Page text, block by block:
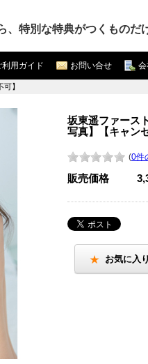
特別な特典がつくものだ
お問い合せ
利用ガイド
】
坂東遥ファース
写真】【キャン
(0件
販売価格
お気に入